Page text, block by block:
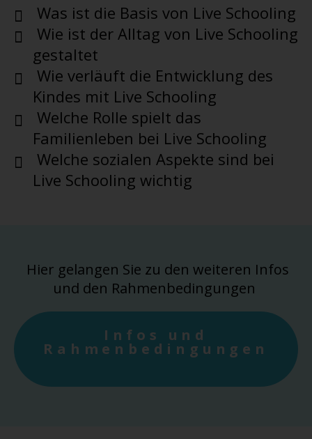
Was ist die Basis von Live Schooling
Wie ist der Alltag von Live Schooling
gestaltet
Wie verläuft die Entwicklung des
Kindes mit Live Schooling
Welche Rolle spielt das
Familienleben bei Live Schooling
Welche sozialen Aspekte sind bei
Live Schooling wichtig
Hier gelangen Sie zu den weiteren Infos
und den Rahmenbedingungen
Infos und
Rahmenbedingungen